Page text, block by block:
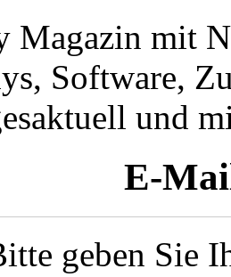
Magazin mit
Software,
und
E-
geben Sie